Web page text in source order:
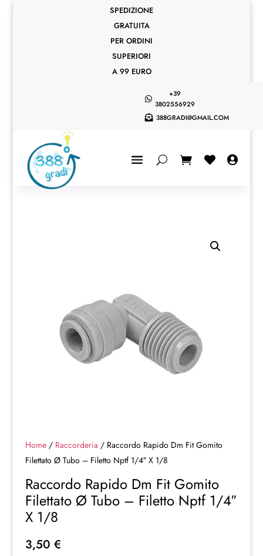
SPEDIZIONE
GRATUITA
PER ORDINI
SUPERIORI
A 99 EURO

+39
3802556929
 388GRADI@GMAIL.COM
 
Home/ Raccorderia / Raccordo Rapido Dm Fit Gomito
Filettato Ø Tubo – Filetto Nptf 1/4″ X 1/8
Raccordo Rapido Dm Fit Gomito
Filettato Ø Tubo – Filetto Nptf 1/4″
X 1/8
3,50 €